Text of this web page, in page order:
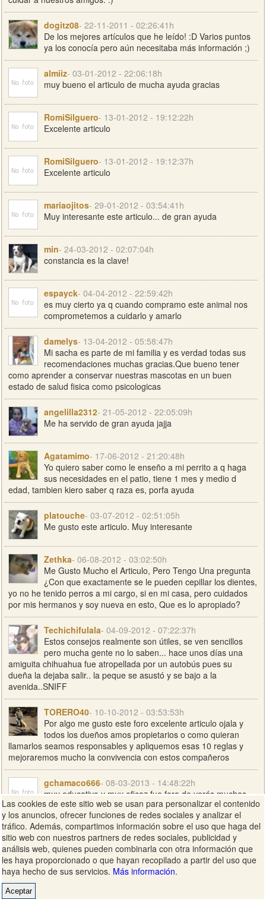
dogitz08- 22-11-2011 - 02:26:41h
De los mejores artículos que he leído! :D Varios puntos
ya los conocía pero aún necesitaba más información ;)
almiiz- 03-01-2012 - 22:06:18h
muy bueno el articulo de mucha ayuda gracias
RomiSilguero- 13-01-2012 - 19:12:22h
Excelente articulo
RomiSilguero- 13-01-2012 - 19:12:37h
Excelente articulo
mariaojitos- 29-01-2012 - 03:54:41h
Muy interesante este articulo... de gran ayuda
min- 24-03-2012 - 02:07:04h
constancia es la clave!
espayck- 04-04-2012 - 22:59:42h
es muy cierto ya q cuando compramo este animal nos
comprometemos a cuidarlo y amarlo
damelys- 13-04-2012 - 05:58:47h
Mi sacha es parte de mi familia y es verdad todas sus
recomendaciones muchas gracias.Que bueno tener
como aprender a conservar nuestras mascotas en un buen
estado de salud fisica como psicologicas
angelilla2312- 21-05-2012 - 22:05:09h
Me ha servido de gran ayuda jajja
Agatamimo- 17-06-2012 - 21:20:48h
Yo quiero saber como le enseño a mi perrito a q haga
sus necesidades en el patio, tiene 1 mes y medio d
edad, tambien kiero saber q raza es, porfa ayuda
platouche- 03-07-2012 - 02:51:05h
Me gusto este articulo. Muy interesante
Zethka- 06-08-2012 - 03:02:50h
Me Gusto Mucho el Articulo, Pero Tengo Una pregunta
¿Con que exactamente se le pueden cepillar los dientes,
yo no he tenido perros a mi cargo, si en mi casa, pero cuidados
por mis hermanos y soy nueva en esto, Que es lo apropiado?
Techichifulala- 04-09-2012 - 07:22:37h
Estos consejos realmente son útiles, se ven sencillos
pero mucha gente no lo saben... hace unos días una
amiguita chihuahua fue atropellada por un autobús pues su
dueña la dejaba salir.. la peque se asustó y se bajo a la
avenida..SNIFF
TORERO40- 10-10-2012 - 03:53:53h
Por algo me gusto este foro excelente articulo ojala y
todos los dueños amos propietarios o como quieran
llamarlos seamos responsables y apliquemos esas 10 reglas y
mejoraremos mucho la convivencia con estos compañeros
gchamaco666- 08-03-2013 - 14:48:22h
muy educativo y muy eficaz fue foro de verás muchas
gracias tengo una golden retriever saludos desde
ecuador
meibis- 15-04-2013 - 01:27:03h
buenos consejos para el mejor cuidado y entendimiento
del comportamiento de nuestras mascotas
Las cookies de este sitio web se usan para personalizar el contenido
y los anuncios, ofrecer funciones de redes sociales y analizar el
tráfico. Además, compartimos información sobre el uso que haga del
sitio web con nuestros partners de redes sociales, publicidad y
análisis web, quienes pueden combinarla con otra información que
les haya proporcionado o que hayan recopilado a partir del uso que
haya hecho de sus servicios. Más información.